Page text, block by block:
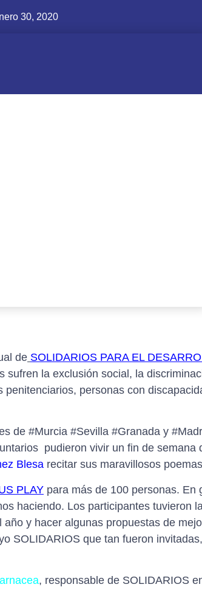
30, 2020
de SOLIDARIOS PARA EL
la exclusión social, la
personas con
de #Murcia #Sevilla #Granada y
pudieron vivir un fin de semana
Blesa recitar sus maravillosos
PLAY para más de 100 personas. En
haciendo. Los participantes tuvieron
y hacer algunas propuestas de
SOLIDARIOS que tan fueron
, responsable de SOLIDARIOS